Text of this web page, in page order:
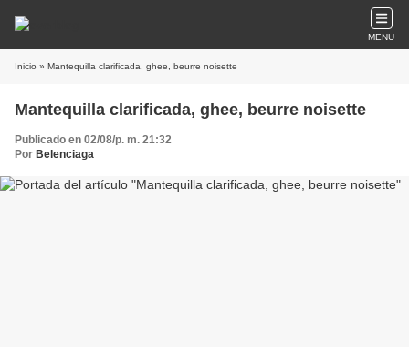
MENU
Inicio » Mantequilla clarificada, ghee, beurre noisette
Mantequilla clarificada, ghee, beurre noisette
Publicado en 02/08/p. m. 21:32
Por Belenciaga